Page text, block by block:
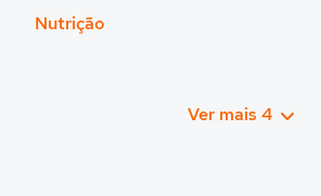
Nutrição
Ver mais 4